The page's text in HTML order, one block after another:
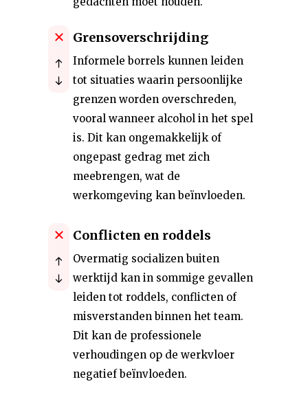
Grensoverschrijding
Informele borrels kunnen leiden
tot situaties waarin persoonlijke
grenzen worden overschreden,
vooral wanneer alcohol in het spel
is. Dit kan ongemakkelijk of
ongepast gedrag met zich
meebrengen, wat de
werkomgeving kan beïnvloeden.
Conflicten en roddels
Overmatig socializen buiten
werktijd kan in sommige gevallen
leiden tot roddels, conflicten of
misverstanden binnen het team.
Dit kan de professionele
verhoudingen op de werkvloer
negatief beïnvloeden.